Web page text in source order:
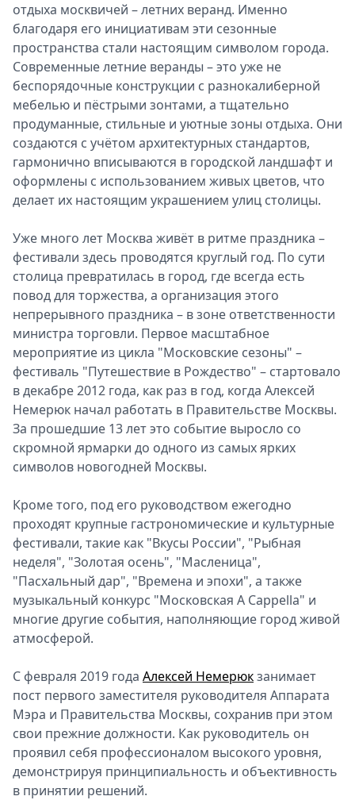
отдыха москвичей – летних веранд. Именно
благодаря его инициативам эти сезонные
пространства стали настоящим символом города.
Современные летние веранды – это уже не
беспорядочные конструкции с разнокалиберной
мебелью и пёстрыми зонтами, а тщательно
продуманные, стильные и уютные зоны отдыха. Они
создаются с учётом архитектурных стандартов,
гармонично вписываются в городской ландшафт и
оформлены с использованием живых цветов, что
делает их настоящим украшением улиц столицы.
Уже много лет Москва живёт в ритме праздника –
фестивали здесь проводятся круглый год. По сути
столица превратилась в город, где всегда есть
повод для торжества, а организация этого
непрерывного праздника – в зоне ответственности
министра торговли. Первое масштабное
мероприятие из цикла "Московские сезоны" –
фестиваль "Путешествие в Рождество" – стартовало
в декабре 2012 года, как раз в год, когда Алексей
Немерюк начал работать в Правительстве Москвы.
За прошедшие 13 лет это событие выросло со
скромной ярмарки до одного из самых ярких
символов новогодней Москвы.
Кроме того, под его руководством ежегодно
проходят крупные гастрономические и культурные
фестивали, такие как "Вкусы России", "Рыбная
неделя", "Золотая осень", "Масленица",
"Пасхальный дар", "Времена и эпохи", а также
музыкальный конкурс "Московская A Cappella" и
многие другие события, наполняющие город живой
атмосферой.
С февраля 2019 года Алексей Немерюкзанимает
пост первого заместителя руководителя Аппарата
Мэра и Правительства Москвы, сохранив при этом
свои прежние должности. Как руководитель он
проявил себя профессионалом высокого уровня,
демонстрируя принципиальность и объективность
в принятии решений.